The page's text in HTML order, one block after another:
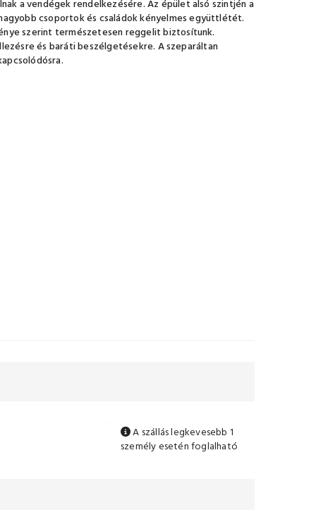
a vendégek rendelkezésére. Az épület alsó szintjén a
csoportok és családok kényelmes együttlétét.
szerint természetesen reggelit biztosítunk.
és baráti beszélgetésekre. A szeparáltan
A szállás legkevesebb 1
személy esetén foglalható